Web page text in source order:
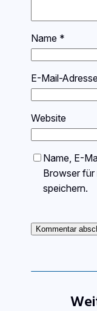
Name *
E-Mail-
Website
Name, E-
Browser für
speichern.